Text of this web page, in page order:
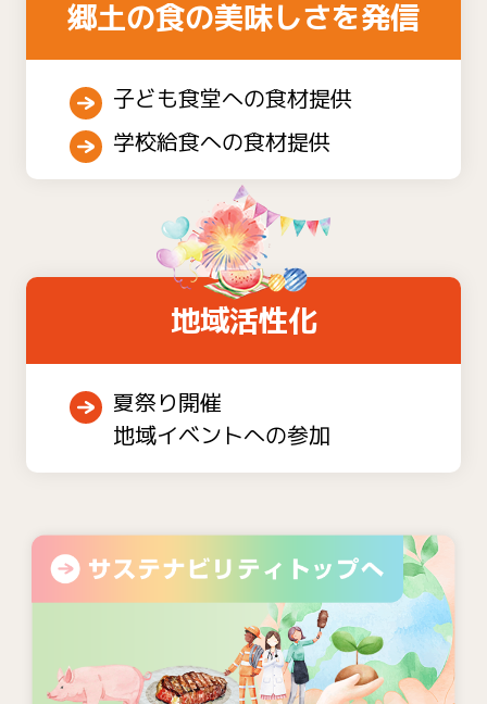
郷土の食の美味しさを発信
子ども食堂への食材提供
学校給食への食材提供
地域活性化
夏祭り開催
地域イベントへの参加